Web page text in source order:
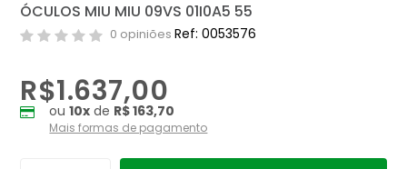
ÓCULOS MIU MIU 09VS 01I0A5 55
0 opiniões Ref: 0053576
R$1.637,00
ou10x de R$ 163,70
Mais formas de pagamento